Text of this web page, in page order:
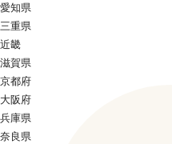
愛知県
三重県
近畿
滋賀県
京都府
大阪府
兵庫県
奈良県